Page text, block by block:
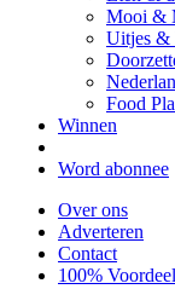
Mooi &
Uitjes &
Food
Winnen
Word abonnee
Over ons
Adverteren
Contact
100% Voordeel